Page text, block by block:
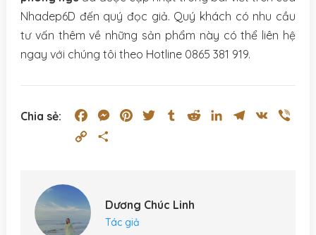
Nhadep6D đến quý đọc giả. Quý khách có nhu cầu
tư vấn thêm về những sản phẩm này có thể liên hệ
ngay với chúng tôi theo Hotline 0865 381 919.
Chia sẻ: FacebookMessenger
PinterestTwitterTumblrRedditLinkedInTelegram
VK
Copy
Dương Chúc Linh
Tác giả